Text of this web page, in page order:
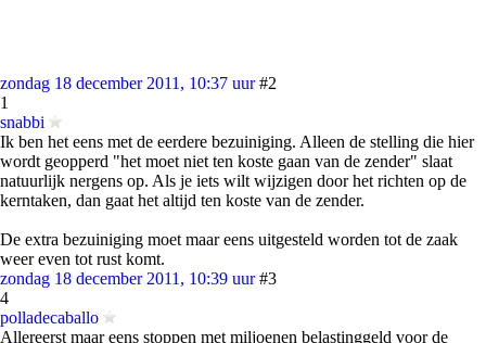
zondag 18 december 2011, 10:37 uur #2
1
snabbi
Ik ben het eens met de eerdere bezuiniging. Alleen de stelling die hier
wordt geopperd "het moet niet ten koste gaan van de zender" slaat
natuurlijk nergens op. Als je iets wilt wijzigen door het richten op de
kerntaken, dan gaat het altijd ten koste van de zender.
De extra bezuiniging moet maar eens uitgesteld worden tot de zaak
weer even tot rust komt.
zondag 18 december 2011, 10:39 uur #3
4
polladecaballo
Allereerst maar eens stoppen met miljoenen belastinggeld voor de